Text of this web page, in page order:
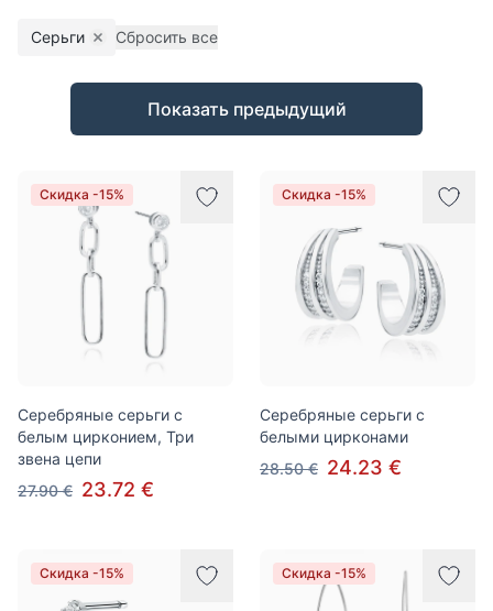
Серьги Remove filter
Сбросить все
Товары
Показать предыдущий
Скидка -15%
Серебряные серьги с
белым цирконием, Три
звена цепи
27.90 € 23.72 €
Скидка -15%
Серебряные серьги с
белыми цирконами
28.50 € 24.23 €
Скидка -15% Скидка -15%